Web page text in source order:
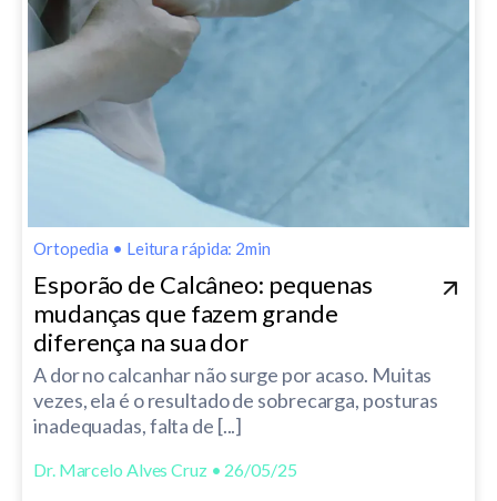
Ortopedia • Leitura rápida: 2min
Esporão de Calcâneo: pequenas
mudanças que fazem grande
diferença na sua dor
A dor no calcanhar não surge por acaso. Muitas
vezes, ela é o resultado de sobrecarga, posturas
inadequadas, falta de [...]
Dr. Marcelo Alves Cruz • 26/05/25